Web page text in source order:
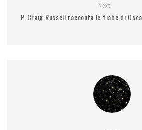
Next
P. Craig Russell racconta le fiabe di